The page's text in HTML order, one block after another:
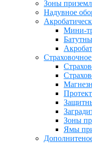
Зоны
Надувное
Мини-
Зоны
Ямы